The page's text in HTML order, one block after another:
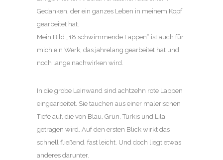
Gedanken, der ein ganzes Leben in meinem Kopf
gearbeitet hat.
Mein Bild „18 schwimmende Lappen“ ist auch für
mich ein Werk, das jahrelang gearbeitet hat und
noch lange nachwirken wird.
In die grobe Leinwand sind achtzehn rote Lappen
eingearbeitet. Sie tauchen aus einer malerischen
Tiefe auf, die von Blau, Grün, Türkis und Lila
getragen wird. Auf den ersten Blick wirkt das
schnell fließend, fast leicht. Und doch liegt etwas
anderes darunter.